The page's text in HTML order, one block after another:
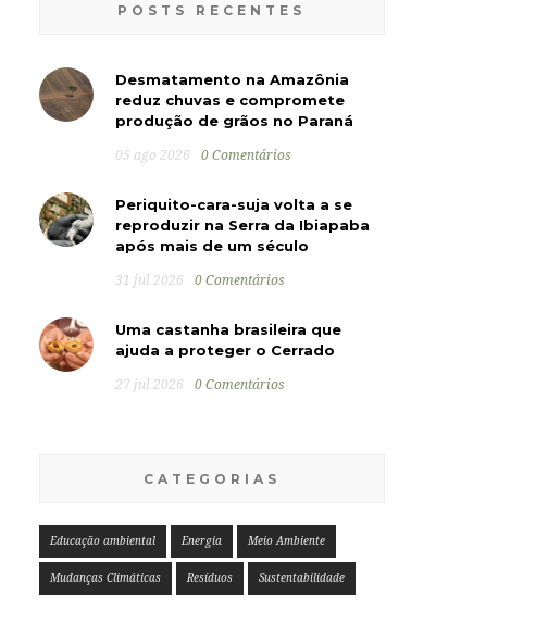
POSTS RECENTES
Desmatamento na Amazônia
reduz chuvas e compromete
produção de grãos no Paraná
05 ago 2026 0 Comentários
Periquito-cara-suja volta a se
reproduzir na Serra da Ibiapaba
após mais de um século
31 jul 2026 0 Comentários
Uma castanha brasileira que
ajuda a proteger o Cerrado
27 jul 2026 0 Comentários
CATEGORIAS
Educação ambiental Energia Meio Ambiente
Mudanças Climáticas Resíduos Sustentabilidade